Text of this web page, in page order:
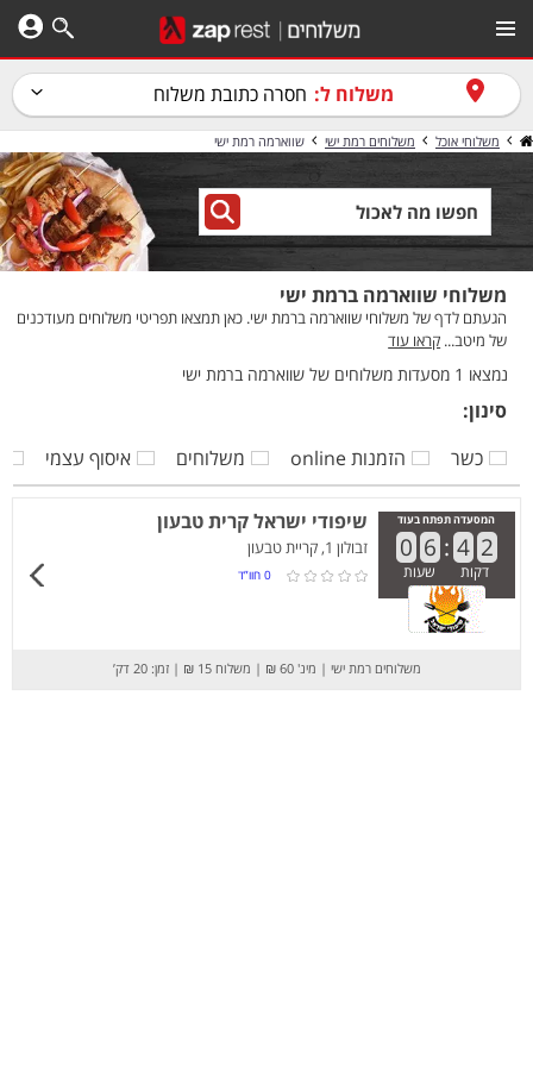
משלוח ל: חסרה כתובת משלוח
משלוחי אוכל משלוחים רמת ישי שווארמה רמת ישי
משלוחי שווארמה ברמת ישי
הגעתם לדף של משלוחי שווארמה ברמת ישי. כאן תמצאו תפריטי משלוחים מעודכנים
של מיטב... קראו עוד
נמצאו 1 מסעדות משלוחים של שווארמה ברמת ישי
סינון:
כשר
הזמנות online משלוחים איסוף עצמי
המסעדה תפתח בעוד
0 6 : 4 2
דקות שעות
שיפודי ישראל קרית טבעון
זבולון 1, קריית טבעון
0 חוו”ד
משלוחים רמת ישי | מינ' 60 ₪ | משלוח 15 ₪ | זמן: 20 דק’